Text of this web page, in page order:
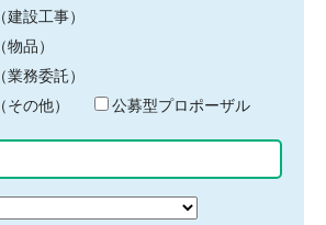
設工事）
品）
務委託）
の他）
公募型プロポーザル